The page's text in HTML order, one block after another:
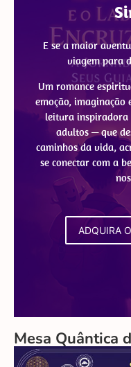
E se a maior
viagem para
Um romance
emoção, imaginação
leitura inspiradora
adultos — que
caminhos da vida,
se conectar com a
ADQUIRA
Mesa Quântica